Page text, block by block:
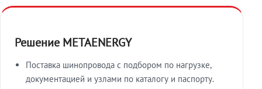
Решение METAENERGY
Поставка шинопровода с подбором по нагрузке,
документацией и узлами по каталогу и паспорту.